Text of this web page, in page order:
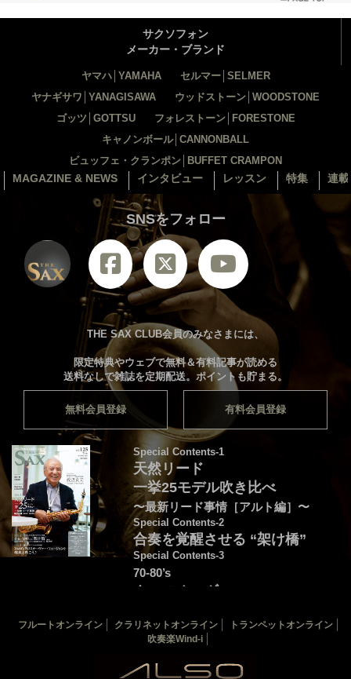
サクソフォン
メーカー・ブランド
ヤマハ│YAMAHA
セルマー│SELMER
ヤナギサワ│YANAGISAWA
ウッドストーン│WOODSTONE
ゴッツ│GOTTSU
フォレストーン│FORESTONE
キャノンボール│CANNONBALL
ビュッフェ・クランポン│BUFFET CRAMPON
MAGAZINE & NEWS インタビュー レッスン 特集 連
SNSをフォロー
THE SAX CLUB会員のみなさまには、
限定特典やウェブで無料＆有料記事が読める
送料なしで雑誌を定期配送。ポイントも貯まる。
無料会員登録 有料会員登録
Special Contents-1
天然リード
一挙25モデル吹き比べ
〜最新リード事情［アルト編］〜
Special Contents-2
合奏を覚醒させる “架け橋”
Special Contents-3
70-80’s
クロスオーヴァー・
音源連動：演奏＆解説by後藤天太
カバー：渡辺貞夫
THE SAX バックナンバー
フルートオンライン クラリネットオンライン
トランペットオンライン
吹奏楽Wind-i